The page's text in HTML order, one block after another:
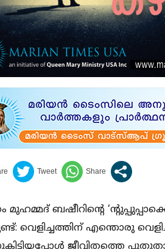
ബഷീറിന്റെ
വെളിച്ചത്തിന് എന്തൊരു
ജീവിതത്തെ